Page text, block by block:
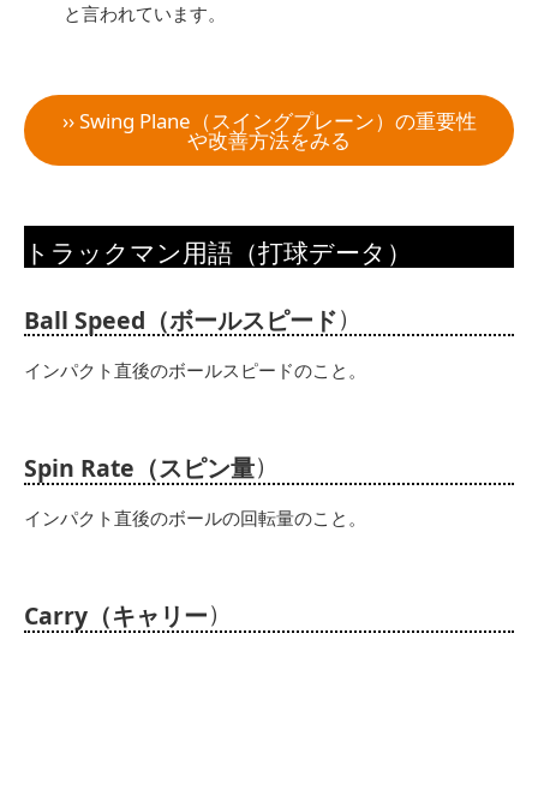
と言われています。
›› Swing Plane（スイングプレーン）の重要性
や改善方法をみる
トラックマン用語（打球データ）
Ball Speed（ボールスピード）
インパクト直後のボールスピードのこと。
Spin Rate（スピン量）
インパクト直後のボールの回転量のこと。
Carry（キャリー）